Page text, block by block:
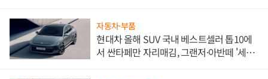
자동차·부품
현대차 올해 SUV 국내 베스트셀러 톱10에
서 싼타페만 자리매김, 그랜저·아반떼 '세단